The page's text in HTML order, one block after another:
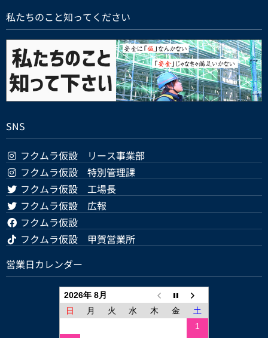
私たちのこと知ってください
SNS
フクムラ仮設 リース事業部
フクムラ仮設 特別管理課
フクムラ仮設 工場長
フクムラ仮設 広報
フクムラ仮設
フクムラ仮設 甲賀営業所
営業日カレンダー
2026年 8月
日
月 火 水 木 金
土
1